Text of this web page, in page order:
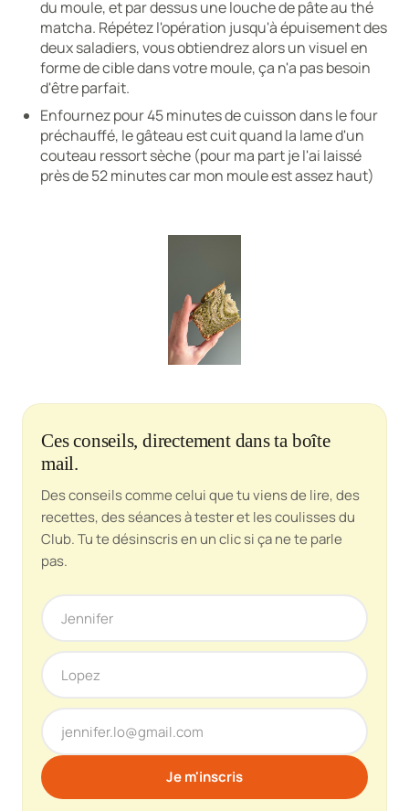
du moule, et par dessus une louche de pâte au thé
matcha. Répétez l'opération jusqu'à épuisement des
deux saladiers, vous obtiendrez alors un visuel en
forme de cible dans votre moule, ça n'a pas besoin
d'être parfait.
Enfournez pour 45 minutes de cuisson dans le four
préchauffé, le gâteau est cuit quand la lame d'un
couteau ressort sèche (pour ma part je l'ai laissé
près de 52 minutes car mon moule est assez haut)
Ces conseils, directement dans ta boîte
mail.
Des conseils comme celui que tu viens de lire, des
recettes, des séances à tester et les coulisses du
Club. Tu te désinscris en un clic si ça ne te parle
pas.